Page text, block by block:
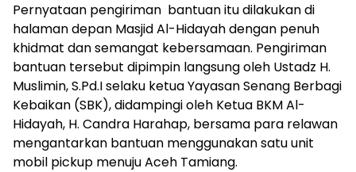
Pernyataan pengiriman bantuan itu dilakukan di
halaman depan Masjid Al-Hidayah dengan penuh
khidmat dan semangat kebersamaan. Pengiriman
bantuan tersebut dipimpin langsung oleh Ustadz H.
Muslimin, S.Pd.I selaku ketua Yayasan Senang Berbagi
Kebaikan (SBK), didampingi oleh Ketua BKM Al-
Hidayah, H. Candra Harahap, bersama para relawan
mengantarkan bantuan menggunakan satu unit
mobil pickup menuju Aceh Tamiang.